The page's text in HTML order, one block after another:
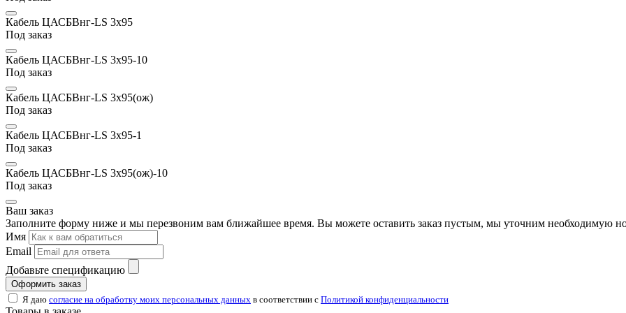
Кабель ЦАСБВнг-LS 3х95
Под заказ
Кабель ЦАСБВнг-LS 3х95-10
Под заказ
Кабель ЦАСБВнг-LS 3х95(ож)
Под заказ
Кабель ЦАСБВнг-LS 3х95-1
Под заказ
Кабель ЦАСБВнг-LS 3х95(ож)-10
Под заказ
Ваш заказ
Заполните форму ниже и мы перезвоним вам ближайшее время. Вы можете оставить заказ пустым, мы уточним необходимую
Имя
Email
Добавьте спецификацию
Оформить заказ
Я даю согласие на обработку моих персональных данных в соответствии с Политикой конфиденциальности